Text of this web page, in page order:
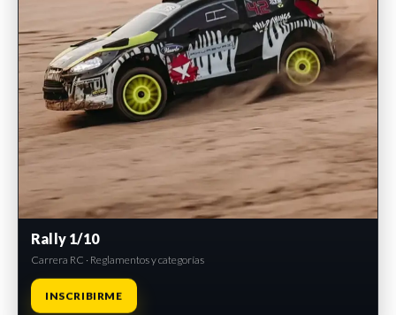
Rally 1/10
Carrera RC · Reglamentos y categorías
INSCRIBIRME